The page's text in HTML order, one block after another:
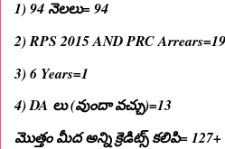
1) 94 నెలలు= 94
2) RPS 2015 AND PRC Arrears=19
3) 6 Years=1
4) DA లు (వుందా వచ్చు)=13
మొత్తం మీద అన్ని క్రెడిట్స్ కలిపి= 127+